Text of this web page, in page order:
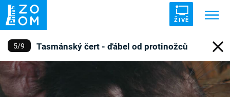
ŽIVĚ
Trendy: ZRÁDCI UFO DRUHÁ SVĚTOVÁ VÁLKA
ZÁHADY
5/9 Tasmánský čert - ďábel od protinožců